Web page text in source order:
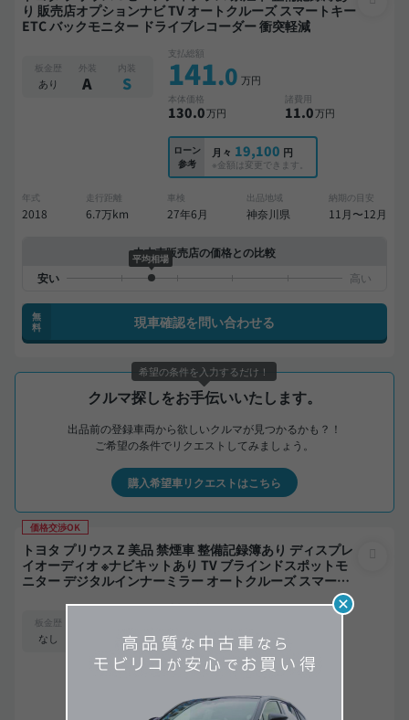
り 販売店オプションナビ TV オートクルーズ スマートキー
ETC バックモニター ドライブレコーダー 衝突軽減
板金歴
あり
外装
A
内装
S
支払総額
141.0 万円
本体価格
130.0万円
諸費用
11.0万円
ローン
参考
月々 19,100 円
※金額は変更できます。
年式
2018
走行距離
6.7万km
車検
27年6月
出品地域
神奈川県
納期の目安
11月〜12月
中古車販売店の価格との比較
平均相場
無
料
現車確認を問い合わせる
クルマ探しをお手伝いいたします。
出品前の登録車両から欲しいクルマが見つかるかも？！
ご希望の条件でリクエストしてみましょう。
購入希望車リクエストはこちら
価格交渉OK
トヨタ プリウス Z 美品 禁煙車 整備記録簿あり ディスプレ
イオーディオ ※ナビキットあり TV ブラインドスポットモ
ニター デジタルインナーミラー オートクルーズ スマート
キー ETC 電動バックドア バックモニター 全方位カメラ ド
ライブレコーダー 衝突軽減
板金歴
なし S
支払総額
326.0 万円
本体価格
315.0 万円
諸費用
11.0
ローン
月々43,600円
希望の条件を入力するだけ！